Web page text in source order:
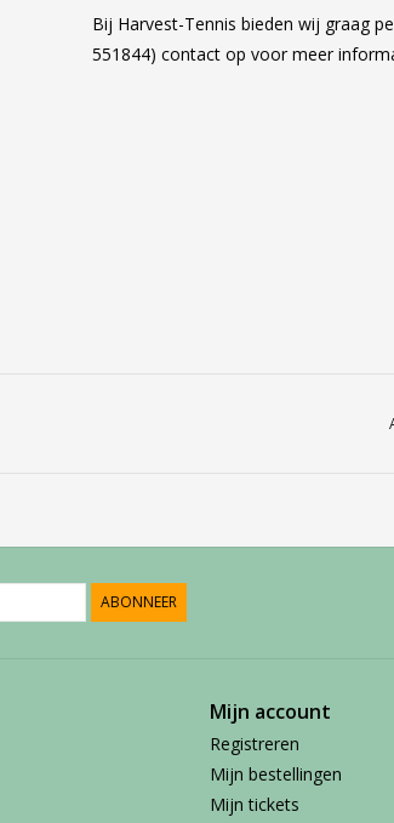
Bij Harvest-Tennis bieden wij graag
551844) contact op voor meer
ABONNEER
Mijn account
Registreren
Mijn bestellingen
Mijn tickets